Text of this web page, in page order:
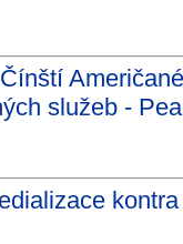
služeb -